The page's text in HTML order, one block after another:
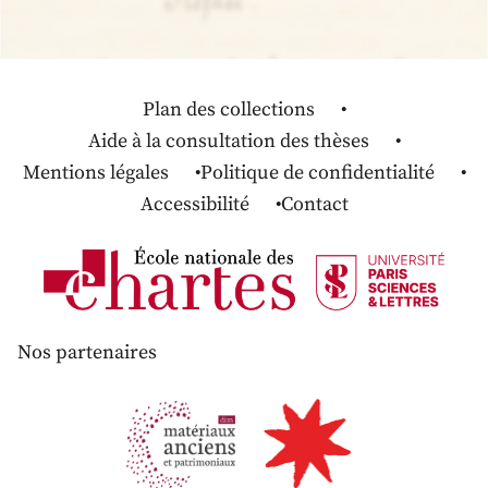
Plan des collections
Aide à la consultation des thèses
Mentions légales
Politique de confidentialité
Accessibilité
Contact
Nos partenaires